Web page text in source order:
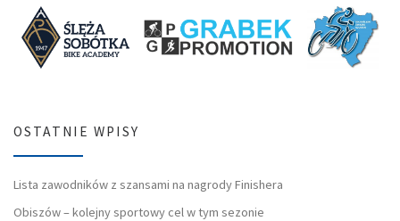
OSTATNIE WPISY
Lista zawodników z szansami na nagrody Finishera
Obiszów – kolejny sportowy cel w tym sezonie